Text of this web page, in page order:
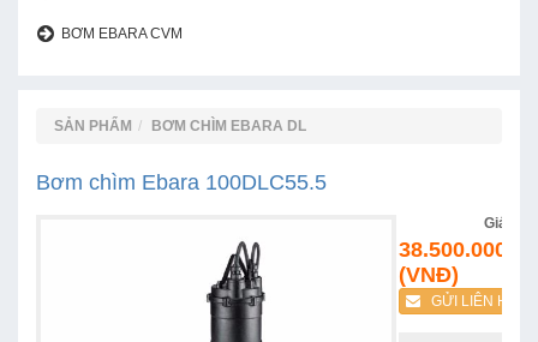
BƠM EBARA CVM
SẢN PHẨM BƠM CHÌM EBARA DL
Bơm chìm Ebara 100DLC55.5
Giá:
38.500.000
(VNĐ)
GỬI LIÊN HỆ